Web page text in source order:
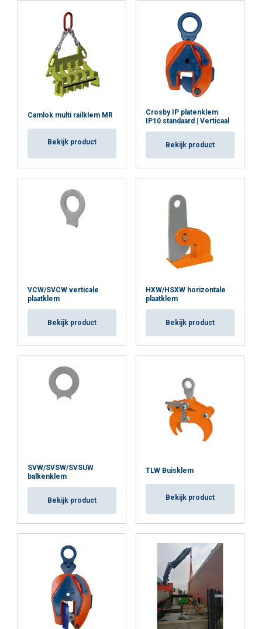
Camlok multi railklem MR
Bekijk product
Crosby IP platenklem
IP10 standaard | Verticaal
Bekijk product
VCW/SVCW verticale
plaatklem
Bekijk product
HXW/HSXW horizontale
plaatklem
Bekijk product
SVW/SVSW/SVSUW
balkenklem
Bekijk product
TLW Buisklem
Bekijk product